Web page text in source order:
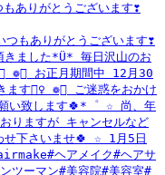
りがとうございます❣️